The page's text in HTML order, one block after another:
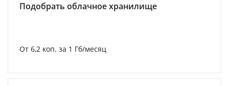
Подобрать облачное хранилище
От 6,2 коп. за 1 Гб/месяц